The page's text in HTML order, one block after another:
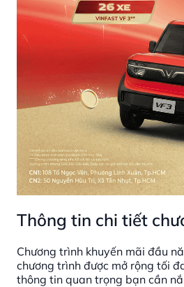
Thông tin chi tiết
Chương trình khuyến mãi đầu
chương trình được mở rộng tối
thông tin quan trọng bạn cần